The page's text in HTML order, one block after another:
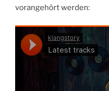
vorangehört werden: